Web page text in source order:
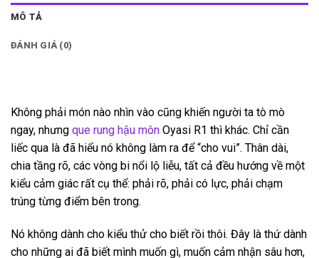
MÔ TẢ
ĐÁNH GIÁ (0)
Không phải món nào nhìn vào cũng khiến người ta tò mò
ngay, nhưng que rung hậu môn Oyasi R1 thì khác. Chỉ cần
liếc qua là đã hiểu nó không làm ra để “cho vui”. Thân dài,
chia tầng rõ, các vòng bi nổi lộ liễu, tất cả đều hướng về một
kiểu cảm giác rất cụ thể: phải rõ, phải có lực, phải chạm
trúng từng điểm bên trong.
Nó không dành cho kiểu thử cho biết rồi thôi. Đây là thứ dành
cho những ai đã biết mình muốn gì, muốn cảm nhận sâu hơn,